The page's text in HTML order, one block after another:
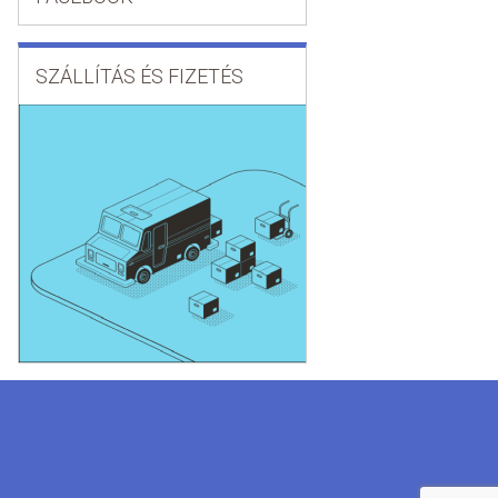
SZÁLLÍTÁS ÉS FIZETÉS